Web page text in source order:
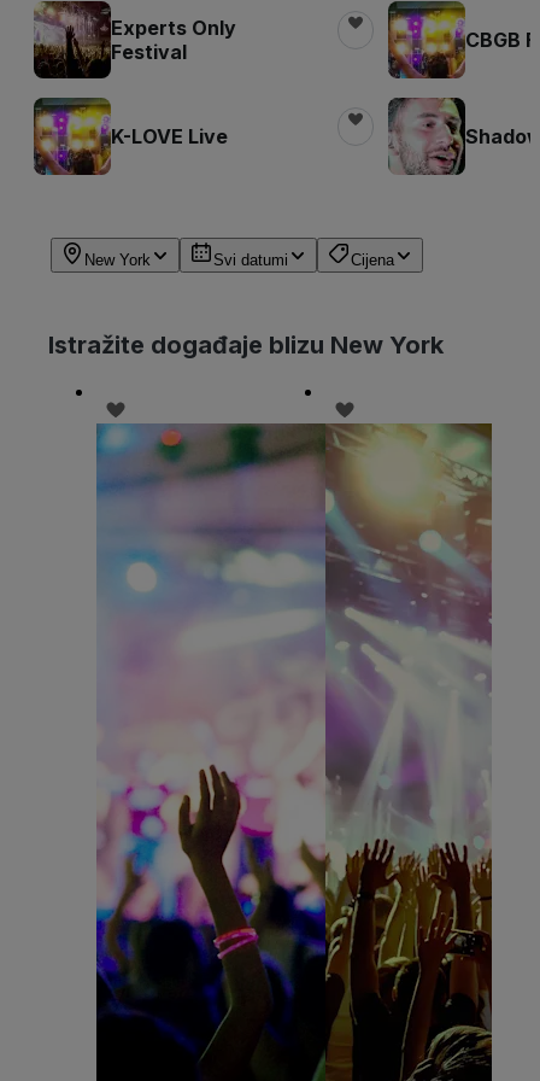
Experts Only
Festival
K-LOVE Live
CBGB
New York Svi datumi Cijena
Istražite događaje blizu New York